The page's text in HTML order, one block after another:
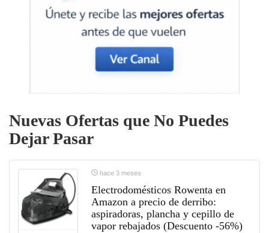
Nuevas Ofertas que No Puedes
Dejar Pasar
hace 3 meses
Electrodomésticos Rowenta en
Amazon a precio de derribo:
aspiradoras, plancha y cepillo de
vapor rebajados (Descuento -56%)